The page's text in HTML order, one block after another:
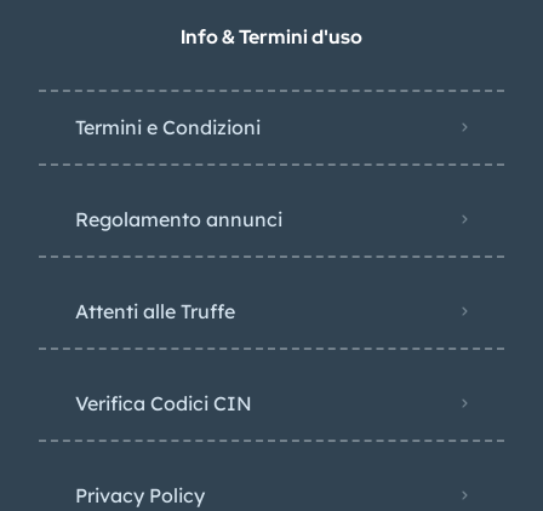
Info & Termini d'uso
Termini e Condizioni
Regolamento annunci
Attenti alle Truffe
Verifica Codici CIN
Privacy Policy​